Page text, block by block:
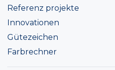
Referenz projekte
Innovationen
Gütezeichen
Farbrechner